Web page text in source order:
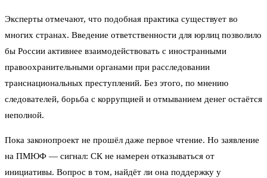
Эксперты отмечают, что подобная практика существует во
многих странах. Введение ответственности для юрлиц позволило
бы России активнее взаимодействовать с иностранными
правоохранительными органами при расследовании
транснациональных преступлений. Без этого, по мнению
следователей, борьба с коррупцией и отмыванием денег остаётся
неполной.
Пока законопроект не прошёл даже первое чтение. Но заявление
на ПМЮФ — сигнал: СК не намерен отказываться от
инициативы. Вопрос в том, найдёт ли она поддержку у